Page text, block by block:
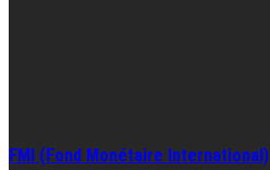
FMI (Fond Monétaire International)